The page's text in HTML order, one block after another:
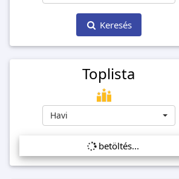
Keresés
Toplista
Havi
betöltés...